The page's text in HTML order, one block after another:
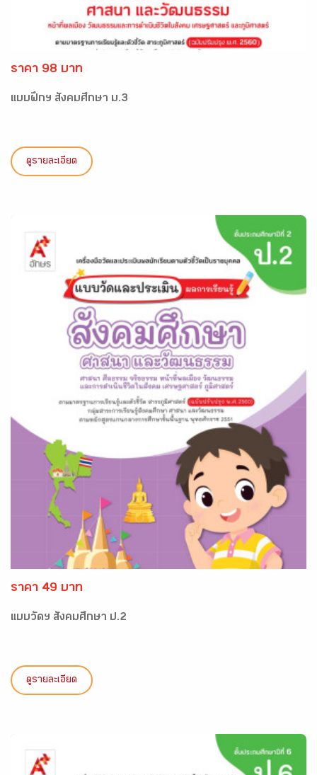
ราคา 98 บาท
แบบฝึกฯ สังคมศึกษา ม.3
ดูรายละเอียด
ราคา 49 บาท
แบบวัดฯ สังคมศึกษา ป.2
ดูรายละเอียด